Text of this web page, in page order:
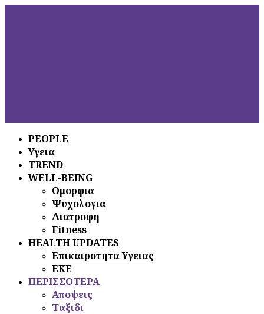
PEOPLE
Υγεια
TREND
WELL-BEING
Ομορφια
Ψυχολογια
Διατροφη
Fitness
HEALTH UPDATES
Επικαιροτητα Υγειας
ΕΚΕ
ΠΕΡΙΣΣΟΤΕΡΑ
Αποψεις
Ταξιδι